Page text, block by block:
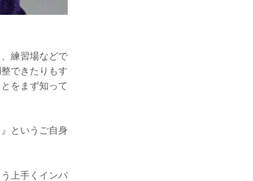
練習場などで
できたりもす
をまず知って
というご自身
上手くインパ